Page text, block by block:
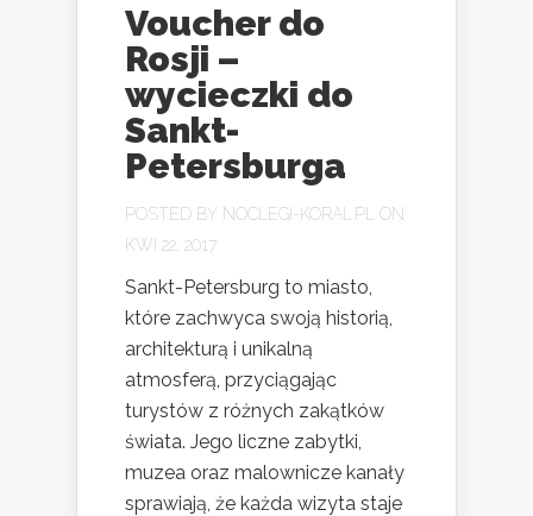
Voucher do
Rosji –
wycieczki do
Sankt-
Petersburga
POSTED BY NOCLEGI-KORAL.PL
ON
KWI 22, 2017
Sankt-Petersburg to miasto,
które zachwyca swoją historią,
architekturą i unikalną
atmosferą, przyciągając
turystów z różnych zakątków
świata. Jego liczne zabytki,
muzea oraz malownicze kanały
sprawiają, że każda wizyta staje